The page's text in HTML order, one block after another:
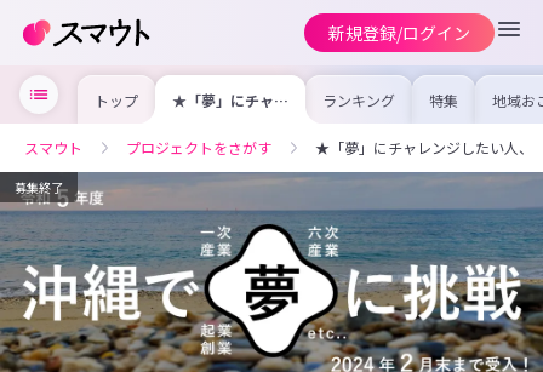
新規登録/ログイン
トップ ★「夢」にチャレ
ンジしたい人、
村」に集合！【お
ためし地お協】
【沖縄】
ランキング 特集 地域お
の求
を集め
事内容
を比較
合った
スマウト プロジェクトをさがす ★「夢」にチャレンジしたい人、
募集終了